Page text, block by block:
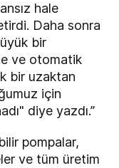
hale
Daha sonra
bir
ve otomatik
bir uzaktan
için
diye yazdı.”
pompalar,
ve tüm üretim